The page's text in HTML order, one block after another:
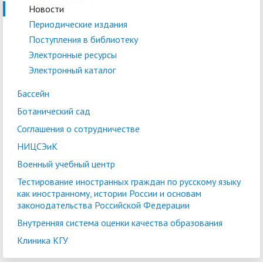
Новости
Периодические издания
Поступления в библиотеку
Электронные ресурсы
Электронный каталог
Бассейн
Ботанический сад
Соглашения о сотрудничестве
НИЦСЭиК
Военный учебный центр
Тестирование иностранных граждан по русскому языку
как иностранному, истории России и основам
законодательства Российской Федерации
Внутренняя система оценки качества образования
Клиника КГУ